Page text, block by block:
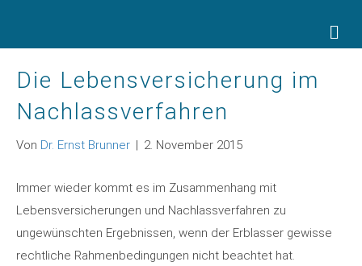
Die Lebensversicherung im
Nachlassverfahren
Von Dr. Ernst Brunner | 2. November 2015
Immer wieder kommt es im Zusammenhang mit
Lebensversicherungen und Nachlassverfahren zu
ungewünschten Ergebnissen, wenn der Erblasser gewisse
rechtliche Rahmenbedingungen nicht beachtet hat.